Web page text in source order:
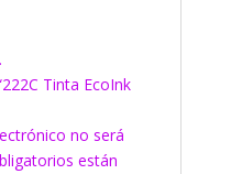
Tinta EcoInk
no será
están